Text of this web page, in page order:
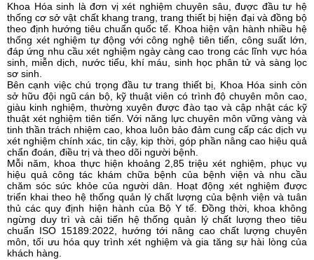
Khoa Hóa sinh là đơn vị xét nghiệm chuyên sâu, được đầu tư hệ
thống cơ sở vật chất khang trang, trang thiết bị hiện đại và đồng bộ
theo định hướng tiêu chuẩn quốc tế. Khoa hiện vận hành nhiều hệ
thống xét nghiệm tự động với công nghệ tiên tiến, công suất lớn,
đáp ứng nhu cầu xét nghiệm ngày càng cao trong các lĩnh vực hóa
sinh, miễn dịch, nước tiểu, khí máu, sinh học phân tử và sàng lọc
sơ sinh.
Bên cạnh việc chú trọng đầu tư trang thiết bị, Khoa Hóa sinh còn
sở hữu đội ngũ cán bộ, kỹ thuật viên có trình độ chuyên môn cao,
giàu kinh nghiệm, thường xuyên được đào tạo và cập nhật các kỹ
thuật xét nghiệm tiên tiến. Với năng lực chuyên môn vững vàng và
tinh thần trách nhiệm cao, khoa luôn bảo đảm cung cấp các dịch vụ
xét nghiệm chính xác, tin cậy, kịp thời, góp phần nâng cao hiệu quả
chẩn đoán, điều trị và theo dõi người bệnh.
Mỗi năm, khoa thực hiện khoảng 2,85 triệu xét nghiệm, phục vụ
hiệu quả công tác khám chữa bệnh của bệnh viện và nhu cầu
chăm sóc sức khỏe của người dân. Hoạt động xét nghiệm được
triển khai theo hệ thống quản lý chất lượng của bệnh viện và tuân
thủ các quy định hiện hành của Bộ Y tế. Đồng thời, khoa không
ngừng duy trì và cải tiến hệ thống quản lý chất lượng theo tiêu
chuẩn ISO 15189:2022, hướng tới nâng cao chất lượng chuyên
môn, tối ưu hóa quy trình xét nghiệm và gia tăng sự hài lòng của
khách hàng.